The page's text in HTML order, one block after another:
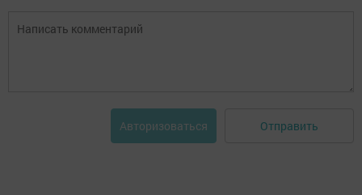
Авторизоваться Отправить